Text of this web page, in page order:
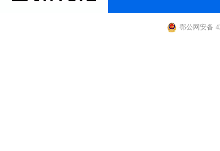
鄂公网安备